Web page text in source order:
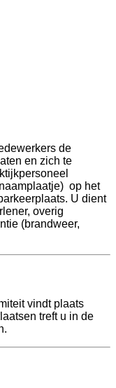
de
en zich te
op het
U dient
overig
(brandweer,
vindt plaats
treft u in de